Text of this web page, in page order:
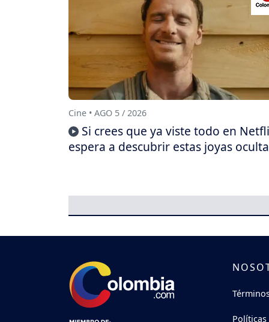
Cine • AGO 5 / 2026
Si crees que ya viste todo en
espera a descubrir estas joyas